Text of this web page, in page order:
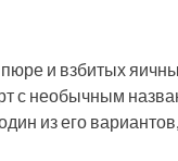
и взбитых
с необычным
из его